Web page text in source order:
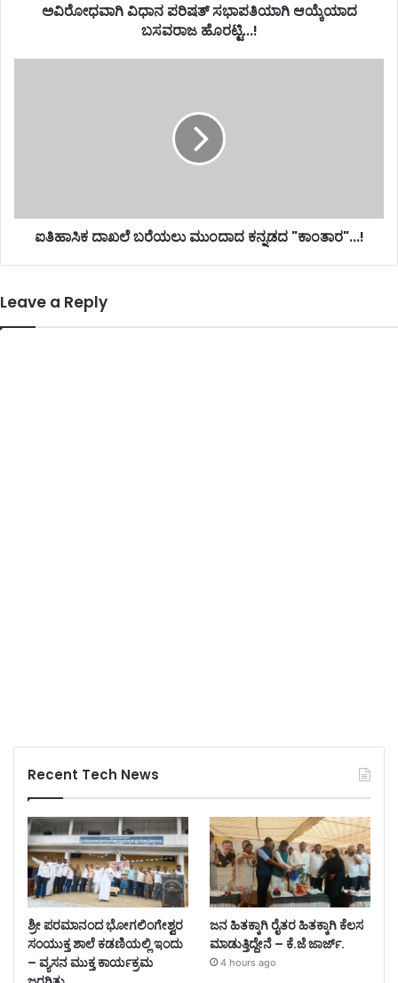
ಅವಿರೋಧವಾಗಿ ವಿಧಾನ ಪರಿಷತ್ ಸಭಾಪತಿಯಾಗಿ ಆಯ್ಕೆಯಾದ
ಬಸವರಾಜ ಹೊರಟ್ಟಿ...!
ಐತಿಹಾಸಿಕ ದಾಖಲೆ ಬರೆಯಲು ಮುಂದಾದ ಕನ್ನಡದ "ಕಾಂತಾರ"...!
Leave a Reply
Recent Tech News
ಶ್ರೀ ಪರಮಾನಂದ ಭೋಗಲಿಂಗೇಶ್ವರ
ಸಂಯುಕ್ತ ಶಾಲೆ ಕಡಣಿಯಲ್ಲಿ ಇಂದು
– ವ್ಯಸನ ಮುಕ್ತ ಕಾರ್ಯಕ್ರಮ
ಜನ ಹಿತಕ್ಕಾಗಿ ರೈತರ ಹಿತಕ್ಕಾಗಿ ಕೆಲಸ
ಮಾಡುತ್ತಿದ್ದೇನೆ – ಕೆ.ಜೆ ಜಾರ್ಜ್.
4 hours ago